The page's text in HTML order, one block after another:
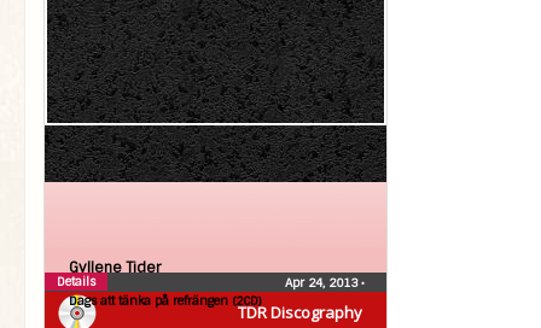
TDR Discography
Gyllene Tider
Dags att tänka på refrängen (2CD)
Apr 24, 2013•
Details